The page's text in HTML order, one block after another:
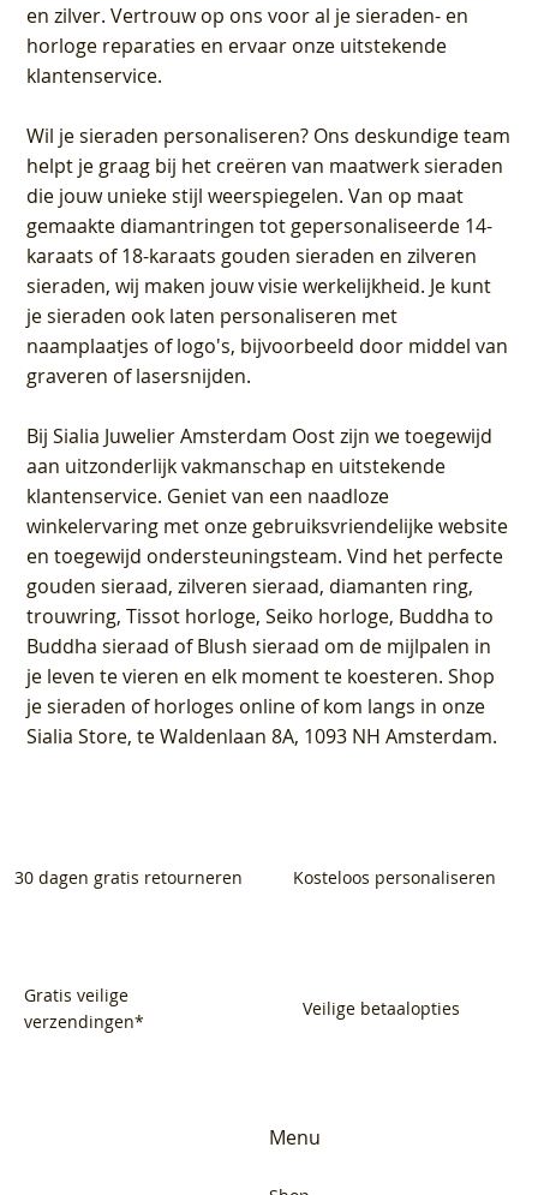
en zilver. Vertrouw op ons voor al je sieraden- en
horloge reparaties en ervaar onze uitstekende
klantenservice.
Wil je sieraden personaliseren? Ons deskundige team
helpt je graag bij het creëren van maatwerk sieraden
die jouw unieke stijl weerspiegelen. Van op maat
gemaakte diamantringen tot gepersonaliseerde 14-
karaats of 18-karaats gouden sieraden en zilveren
sieraden, wij maken jouw visie werkelijkheid. Je kunt
je sieraden ook laten personaliseren met
naamplaatjes of logo's, bijvoorbeeld door middel van
graveren of lasersnijden.
BijSialia Juwelier Amsterdam Oostzijn we toegewijd
aan uitzonderlijk vakmanschap en uitstekende
klantenservice. Geniet van een naadloze
winkelervaring met onze gebruiksvriendelijke website
en toegewijd ondersteuningsteam. Vind het perfecte
gouden sieraad, zilveren sieraad, diamanten ring,
trouwring, Tissot horloge, Seiko horloge, Buddha to
Buddha sieraad of Blush sieraad om de mijlpalen in
je leven te vieren en elk moment te koesteren. Shop
je sieraden of horloges online of kom langs in onze
Sialia Store, te Waldenlaan 8A, 1093 NH Amsterdam.
30 dagen gratis retourneren Kosteloos personaliseren
Gratis veilige
verzendingen*
Veilige betaalopties
Menu